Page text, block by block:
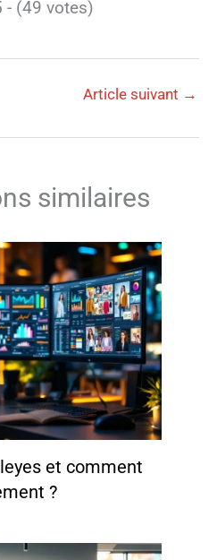
- (49 votes)
Article suivant →
similaires
et comment
?